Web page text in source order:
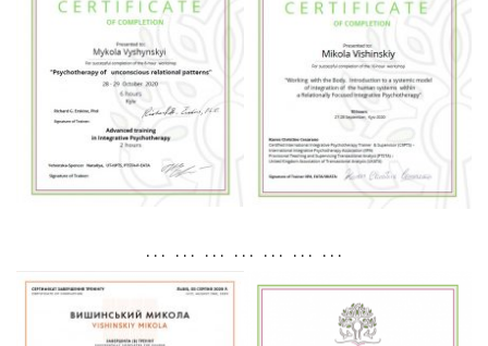
. . . . . . . . . . . . . . . . . . . . .